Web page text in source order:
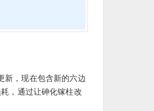
新，现在包含新的六边
，通过让砷化镓柱改